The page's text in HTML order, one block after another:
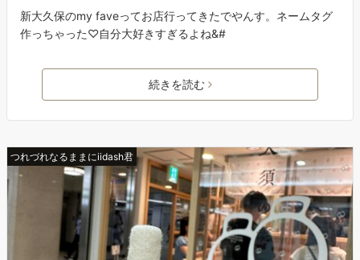
新大久保のmy faveってお店行ってきたでやんす。ネームタグ
作っちゃった♡自分大好きすぎるよね&#
続きを読む
つれづれなるままにiidash君